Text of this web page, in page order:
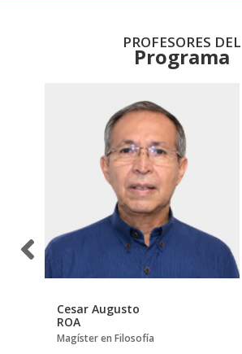
PROFESORES DEL
Programa
Cesar Augusto
ROA
Magíster en Filosofía